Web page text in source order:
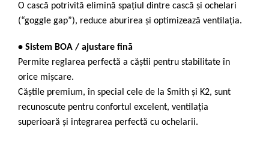
O cască potrivită elimină spațiul dintre cască și ochelari
(“goggle gap”), reduce aburirea și optimizează ventilația.
• Sistem BOA / ajustare fină
Permite reglarea perfectă a căștii pentru stabilitate în
orice mișcare.
Căștile premium, în special cele de la Smith și K2, sunt
recunoscute pentru confortul excelent, ventilația
superioară și integrarea perfectă cu ochelarii.